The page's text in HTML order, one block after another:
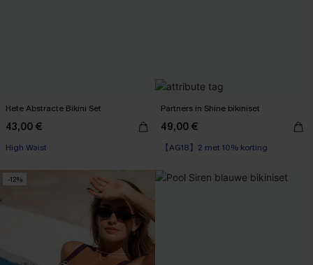
Hete Abstracte Bikini Set
43,00 €
High Waist
Partners in Shine bikiniset
49,00 €
【AG18】2 met 10% korting
High Waist
-12%